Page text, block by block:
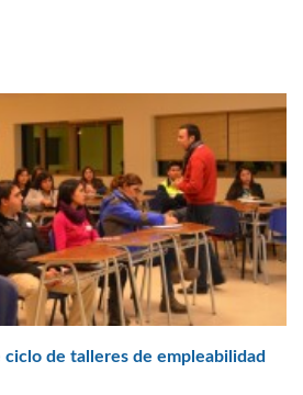
ciclo de talleres de empleabilidad